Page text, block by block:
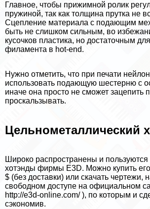
Главное, чтобы прижимной ролик
пружиной, так как толщина прутка не
Сцепление материала с подающим
быть не слишком сильным, во
кусочков пластика, но достаточным
филамента в hot-end.
Нужно отметить, что при печати
использовать подающую шестерню с
иначе она просто не сможет зацепить
проскальзывать.
Цельнометаллический
Широко распространены и
хотэнды фирмы E3D. Можно купить
$ (без доставки) или скачать чертежи,
свободном доступе на официальном
http://e3d-online.com/ ), по которым и
сэкономив.